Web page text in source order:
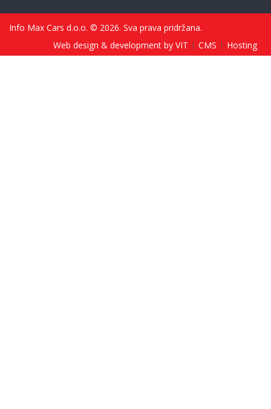
Info Max Cars d.o.o. © 2026. Sva prava pridržana.
Web design & development by VIT
CMS Hosting